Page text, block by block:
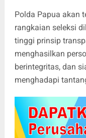
Polda Papua akan
rangkaian seleksi
tinggi prinsip
menghasilkan
berintegritas, dan
menghadapi